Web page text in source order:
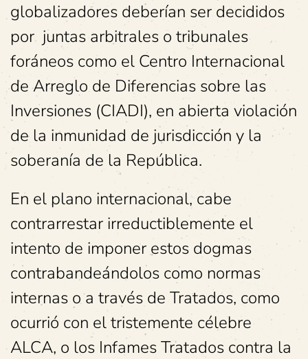
globalizadores deberían ser decididos
por juntas arbitrales o tribunales
foráneos como el Centro Internacional
de Arreglo de Diferencias sobre las
Inversiones (CIADI), en abierta violación
de la inmunidad de jurisdicción y la
soberanía de la República.
En el plano internacional, cabe
contrarrestar irreductiblemente el
intento de imponer estos dogmas
contrabandeándolos como normas
internas o a través de Tratados, como
ocurrió con el tristemente célebre
ALCA, o los Infames Tratados contra la